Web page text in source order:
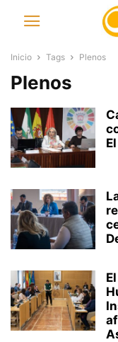
Inicio Tags Plenos
Plenos